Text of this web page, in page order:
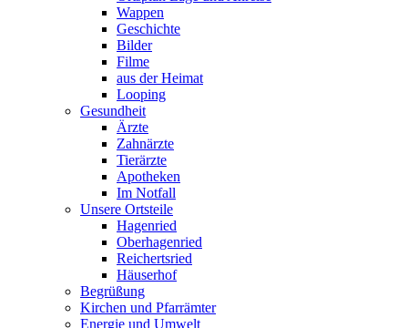
Wappen
Geschichte
Bilder
Filme
aus der Heimat
Looping
Gesundheit
Ärzte
Zahnärzte
Tierärzte
Apotheken
Im Notfall
Unsere Ortsteile
Hagenried
Oberhagenried
Reichertsried
Häuserhof
Begrüßung
Kirchen und Pfarrämter
Energie und Umwelt